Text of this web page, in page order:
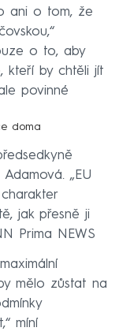
ani o tom, že
o to, aby
kteří by chtěli jít
povinné
doma
„EU
jak přesně ji
Prima NEWS
mělo zůstat na
míní